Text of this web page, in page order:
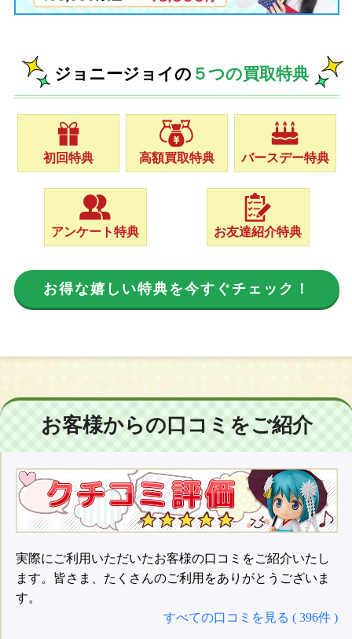
ジョニージョイの ５つの買取特典
初回特典 高額買取特典 バースデー特典
アンケート特典 お友達紹介特典
お得な嬉しい特典を今すぐチェック！
お客様からの口コミをご紹介
実際にご利用いただいたお客様の口コミをご紹介いたし
ます。皆さま、たくさんのご利用をありがとうございま
す。
すべての口コミを見る ( 396件 )